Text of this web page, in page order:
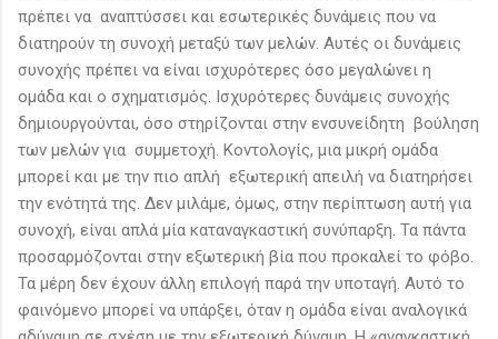
πρέπει να αναπτύσσει και εσωτερικές δυνάμεις που να
διατηρούν τη συνοχή μεταξύ των μελών. Αυτές οι δυνάμεις
συνοχής πρέπει να είναι ισχυρότερες όσο μεγαλώνει η
ομάδα και ο σχηματισμός. Ισχυρότερες δυνάμεις συνοχής
δημιουργούνται, όσο στηρίζονται στην ενσυνείδητη βούληση
των μελών για συμμετοχή. Κοντολογίς, μια μικρή ομάδα
μπορεί και με την πιο απλή εξωτερική απειλή να διατηρήσει
την ενότητά της. Δεν μιλάμε, όμως, στην περίπτωση αυτή για
συνοχή, είναι απλά μία καταναγκαστική συνύπαρξη. Τα πάντα
προσαρμόζονται στην εξωτερική βία που προκαλεί το φόβο.
Τα μέρη δεν έχουν άλλη επιλογή παρά την υποταγή. Αυτό το
φαινόμενο μπορεί να υπάρξει, όταν η ομάδα είναι αναλογικά